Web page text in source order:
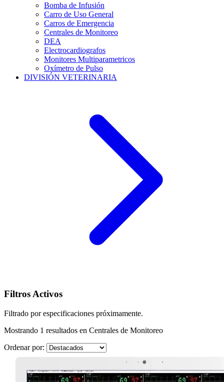
Bomba de Infusión
Carro de Uso General
Carros de Emergencia
Centrales de Monitoreo
DEA
Electrocardiografos
Monitores Multiparametricos
Oxímetro de Pulso
DIVISIÓN VETERINARIA
Filtros Activos
Filtrado por especificaciones próximamente.
Mostrando 1 resultados en Centrales de Monitoreo
Ordenar por: